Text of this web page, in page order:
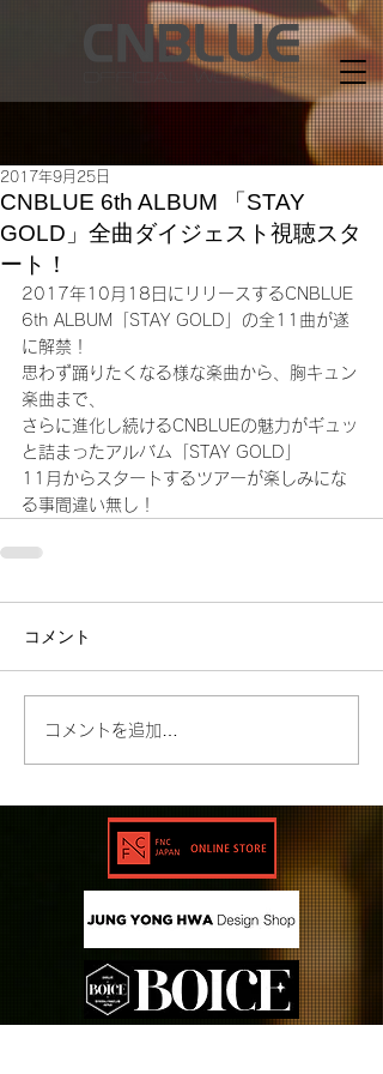
CNBLUE 6th ALBUM 「STAY
GOLD」全曲ダイジェスト視聴スタ
ート！
2017年9月25日
2017年10月18日にリリースするCNBLUE
6th ALBUM「STAY GOLD」の全11曲が遂
に解禁！
思わず踊りたくなる様な楽曲から、胸キュン
楽曲まで、
さらに進化し続けるCNBLUEの魅力がギュッ
と詰まったアルバム「STAY GOLD」
11月からスタートするツアーが楽しみにな
る事間違い無し！
コメント
コメントを追加…